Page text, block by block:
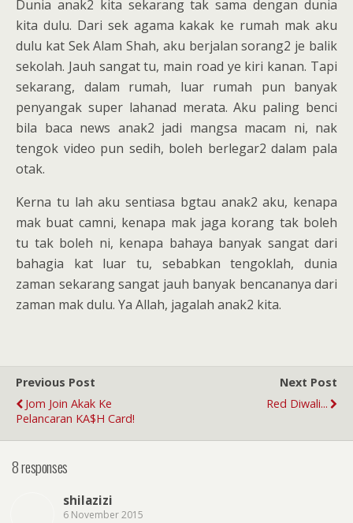
Dunia anak2 kita sekarang tak sama dengan dunia
kita dulu. Dari sek agama kakak ke rumah mak aku
dulu kat Sek Alam Shah, aku berjalan sorang2 je balik
sekolah. Jauh sangat tu, main road ye kiri kanan. Tapi
sekarang, dalam rumah, luar rumah pun banyak
penyangak super lahanad merata. Aku paling benci
bila baca news anak2 jadi mangsa macam ni, nak
tengok video pun sedih, boleh berlegar2 dalam pala
otak.
Kerna tu lah aku sentiasa bgtau anak2 aku, kenapa
mak buat camni, kenapa mak jaga korang tak boleh
tu tak boleh ni, kenapa bahaya banyak sangat dari
bahagia kat luar tu, sebabkan tengoklah, dunia
zaman sekarang sangat jauh banyak bencananya dari
zaman mak dulu. Ya Allah, jagalah anak2 kita.
Previous Post
Jom Join Akak Ke
Pelancaran KA$H Card!
Next Post
Red Diwali...
8 responses
shilazizi
6 November 2015